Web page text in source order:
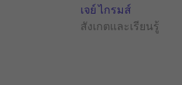
เจย์ ไกรมส์
สังเกตและเรียนรู้